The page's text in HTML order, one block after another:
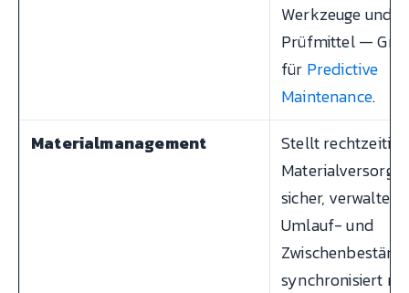
Werkzeuge und
Prüfmittel —
für Predictive
Maintenance.
Materialmanagement
Stellt rechtzeitige
sicher, verwaltet
Umlauf- und
synchronisiert